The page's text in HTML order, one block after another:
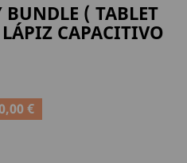
BUNDLE ( TABLET
CAPACITIVO
€